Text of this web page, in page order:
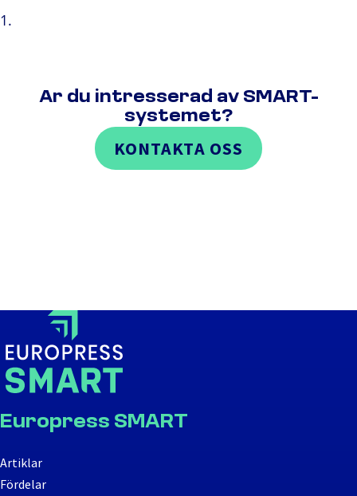
Är du intresserad av SMART-
systemet?
KONTAKTA OSS
Europress SMART
Artiklar
Fördelar